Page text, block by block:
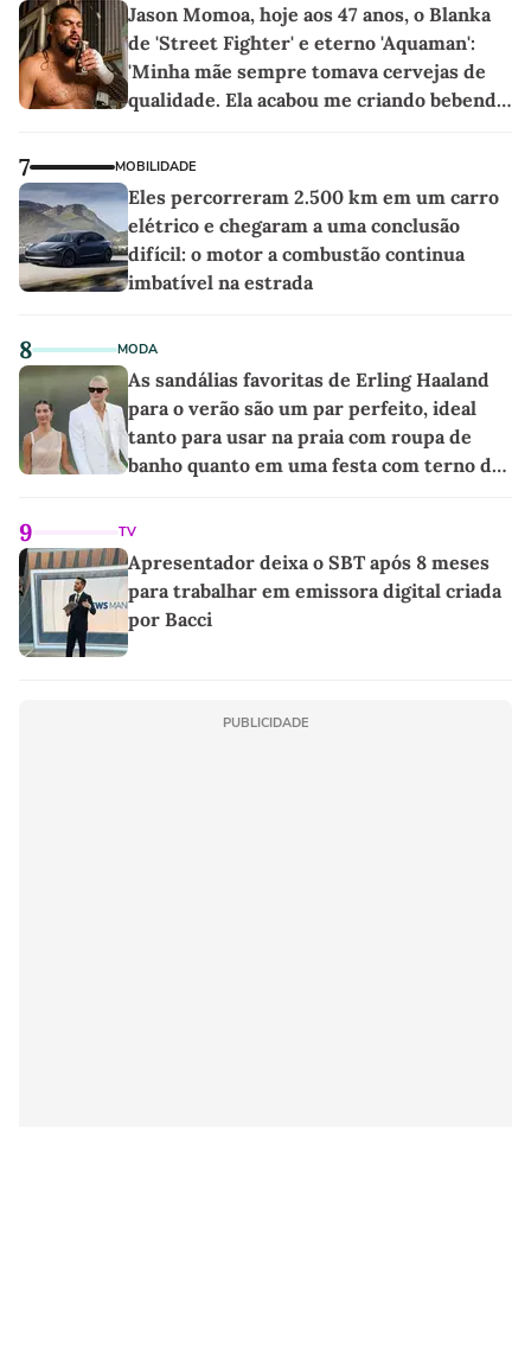
Jason Momoa, hoje aos 47 anos, o Blanka
de 'Street Fighter' e eterno 'Aquaman':
'Minha mãe sempre tomava cervejas de
qualidade. Ela acabou me criando bebendo
7 MOBILIDADE
Eles percorreram 2.500 km em um carro
elétrico e chegaram a uma conclusão
difícil: o motor a combustão continua
imbatível na estrada
8 MODA
As sandálias favoritas de Erling Haaland
para o verão são um par perfeito, ideal
tanto para usar na praia com roupa de
banho quanto em uma festa com terno de
9 TV
Apresentador deixa o SBT após 8 meses
para trabalhar em emissora digital criada
por Bacci
PUBLICIDADE